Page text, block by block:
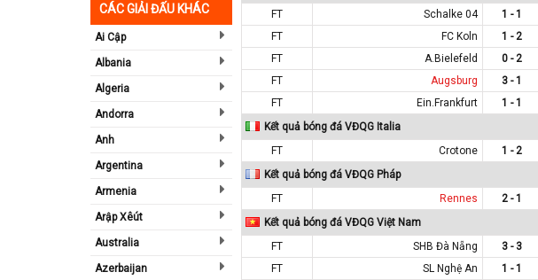
CÁC GIẢI ĐẤU KHÁC
Ai Cập
Albania
Algeria
Andorra
Anh
Argentina
Armenia
Arập Xêút
Australia
Azerbaijan
FT
Schalke 04 1 - 1
FT
FC Koln 1 - 2
FT
A.Bielefeld 0 - 2
FT
Augsburg 3 - 1
FT
Ein.Frankfurt 1 - 1
Kết quả bóng đá VĐQG Italia
FT
Crotone 1 - 2
Kết quả bóng đá VĐQG Pháp
FT
Rennes 2 - 1
Kết quả bóng đá VĐQG Việt Nam
FT
SHB Đà Nẵng 3 - 3
FT
SL Nghệ An 1 - 1